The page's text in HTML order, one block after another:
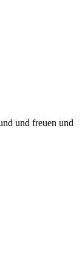
und freuen und